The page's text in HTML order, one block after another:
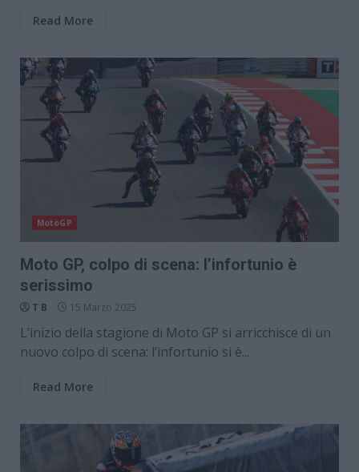
Read More
MotoGP
Moto GP, colpo di scena: l’infortunio è
serissimo
T B 15 Marzo 2025
L’inizio della stagione di Moto GP si arricchisce di un
nuovo colpo di scena: l’infortunio si è...
Read More